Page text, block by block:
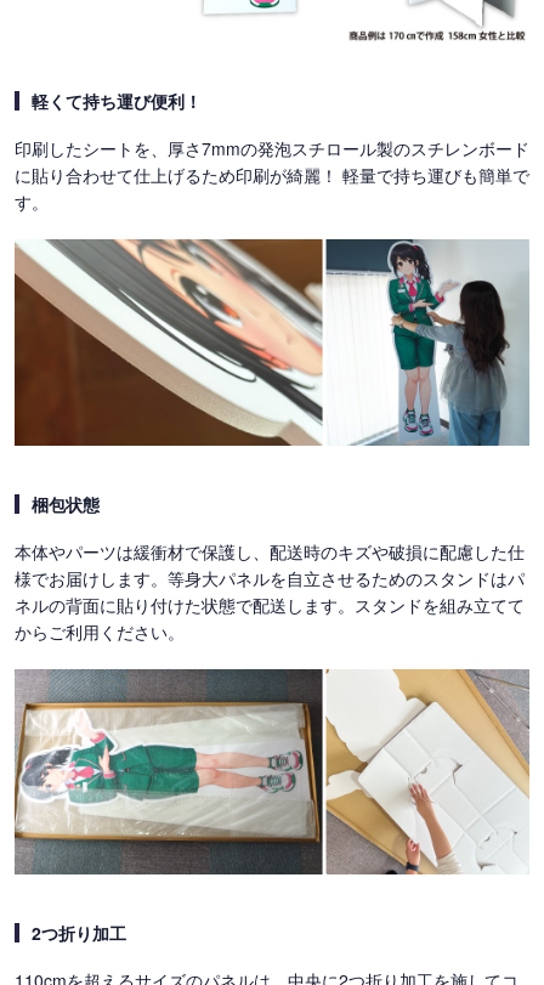
軽くて持ち運び便利！
印刷したシートを、厚さ7mmの発泡スチロール製のスチレンボード
に貼り合わせて仕上げるため印刷が綺麗！ 軽量で持ち運びも簡単で
す。
梱包状態
本体やパーツは緩衝材で保護し、配送時のキズや破損に配慮した仕
様でお届けします。等身大パネルを自立させるためのスタンドはパ
ネルの背面に貼り付けた状態で配送します。スタンドを組み立てて
からご利用ください。
2つ折り加工